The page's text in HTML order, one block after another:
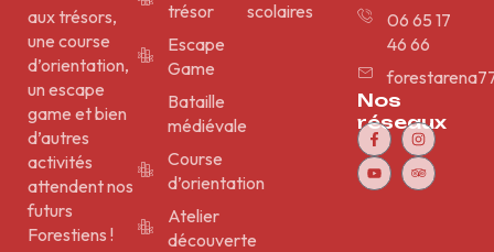
aux trésors,
une course
d’orientation,
un escape
game et bien
d’autres
activités
attendent nos
futurs
Forestiens !
trésor
Escape
Game
Bataille
médiévale
Course
d’orientation
Atelier
découverte
scolaires
06 65 17
46 66
Nos
réseaux